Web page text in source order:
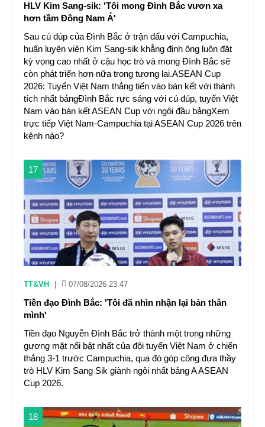
HLV Kim Sang-sik: 'Tôi mong Đình Bắc vươn xa
hơn tầm Đông Nam Á'
Sau cú đúp của Đình Bắc ở trận đấu với Campuchia,
huấn luyện viên Kim Sang-sik khẳng định ông luôn đặt
kỳ vọng cao nhất ở cậu học trò và mong Đình Bắc sẽ
còn phát triển hơn nữa trong tương lai.ASEAN Cup
2026: Tuyển Việt Nam thẳng tiến vào bán kết với thành
tích nhất bảngĐình Bắc rực sáng với cú đúp, tuyển Việt
Nam vào bán kết ASEAN Cup với ngôi đầu bảngXem
trực tiếp Việt Nam-Campuchia tại ASEAN Cup 2026 trên
kênh nào?
17
TT&VH 07/08/2026 23:47
Tiền đạo Đình Bắc: 'Tôi đã nhìn nhận lại bản thân
mình'
Tiền đạo Nguyễn Đình Bắc trở thành một trong những
gương mặt nổi bật nhất của đội tuyển Việt Nam ở chiến
thắng 3-1 trước Campuchia, qua đó góp công đưa thầy
trò HLV Kim Sang Sik giành ngôi nhất bảng A ASEAN
Cup 2026.
18